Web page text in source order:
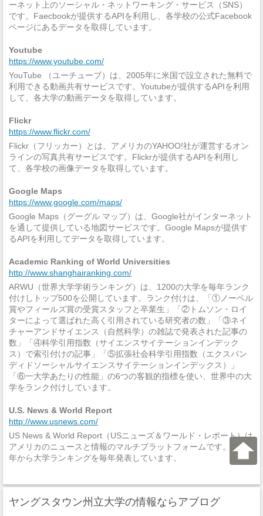
ーネット上のソーシャル・ネットワーキング・サービス（SNS）
です。Faecbookが提供するAPIを利用し、各学校の公式Facebook
ページにあるデータを取得しています。
Youtube
https://www.youtube.com/
YouTube （ユーチューブ）は、2005年に米国で設立された無料で
利用できる動画共有サービスです。Youtubeが提供するAPIを利用
して、各大学の動画データを取得しています。
Flickr
https://www.flickr.com/
Flickr（フリッカー）とは、アメリカのYAHOO!社が運営するオン
ラインの写真共有サービスです。Flickrが提供するAPIを利用し
て、各学校の画像データを取得しています。
Google Maps
https://www.google.com/maps/
Google Maps（グーグル マップ）は、Google社がインターネット
を通して提供している地図サービスです。Google Mapsが提供す
るAPIを利用してデータを取得しています。
Academic Ranking of World Universities
http://www.shanghairanking.com/
ARWU（世界大学学術ランキング）は、1200の大学を毎年ランク
付けしトップ500を公開しています。ランク付けは、「①ノーベル
賞やフィールズ賞の受賞スタッフと卒業生」「②トムソン・ロイ
ターによって選ばれた高く引用されている研究者の数」「③ネイ
チャーアンドサイエンス（自然科学）の雑誌で発表された記事の
数」「④科学引用指数（サイエンスサイテーションインデック
ス）で索引付けの記事」「⑤拡張社会科学引用指数（エクスパン
ディドソーシャルサイエンスサイテーションインデックス）」
「⑥一大学あたりの性能」の6つの客観的指標を使い、世界中の大
学をランク付けしています。
U.S. News & World Report
http://www.usnews.com/
US News & World Report（USニューズ＆ワールド・レポート）は
アメリカのニュースと情報のマルチプラットフォームです。1983
年から大学ランキングを毎年発表しています。
ヤングスタウン州立大学の情報ならアブログ